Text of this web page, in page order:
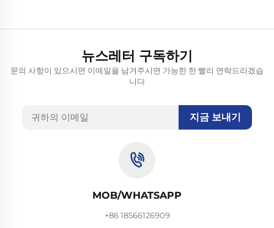
뉴스레터 구독하기
문의 사항이 있으시면 이메일을 남겨주시면 가능한 한 빨리 연락드리겠습
니다
지금 보내기
MOB/WHATSAPP
+86 18566126909